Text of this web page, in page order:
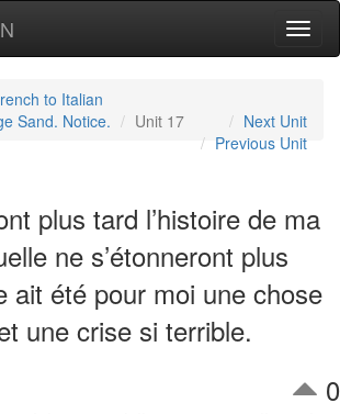
to Italian
Sand. Notice.
Unit 17
Next Unit
Previous Unit
plus tard l’histoire de ma
ne s’étonneront plus
ait été pour moi une chose
une crise si terrible.
0